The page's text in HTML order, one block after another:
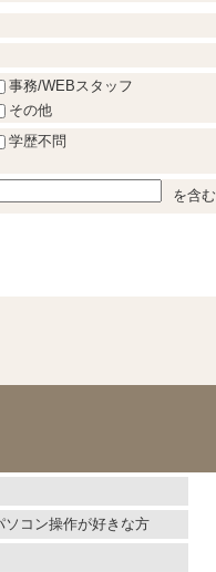
事務/WEBスタッフ
その他
学歴不問
を含む
ソコン操作が好きな方